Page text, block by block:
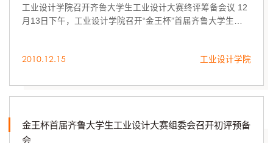
工业设计学院召开齐鲁大学生工业设计大赛终评筹备会议 12
月13日下午，工业设计学院召开“金王杯”首届齐鲁大学生工
2010.12.15 工业设计学院
金王杯首届齐鲁大学生工业设计大赛组委会召开初评预备
会